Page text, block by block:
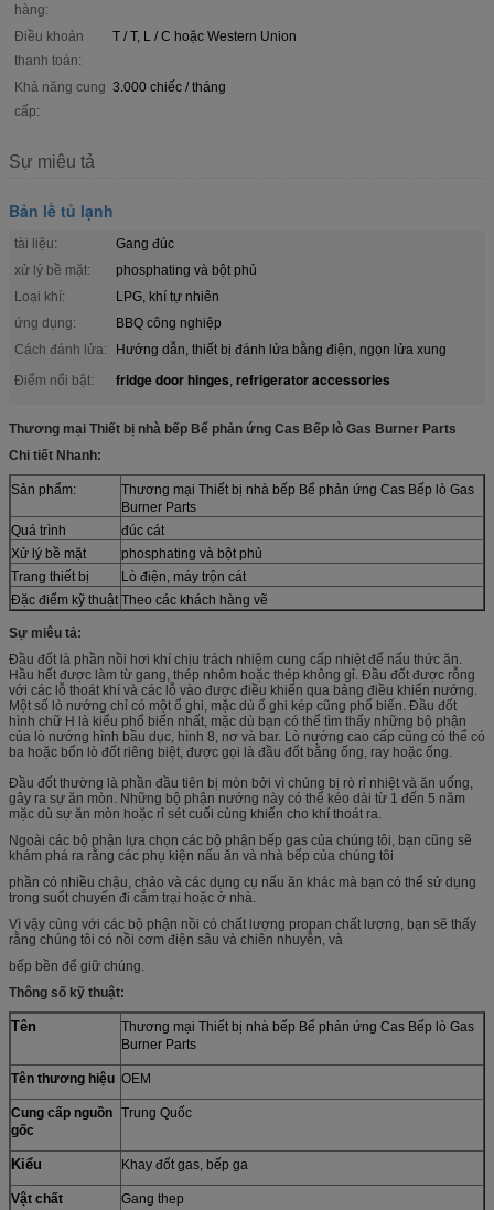
hàng:
Điều khoản
thanh toán:
T / T, L / C hoặc Western Union
Khả năng cung
cấp:
3.000 chiếc / tháng
Sự miêu tả
Bản lề tủ lạnh
tài liệu:
Gang đúc
xử lý bề mặt:
phosphating và bột phủ
Loại khí:
LPG, khí tự nhiên
ứng dụng:
BBQ công nghiệp
Cách đánh lửa:
Hướng dẫn, thiết bị đánh lửa bằng điện, ngọn lửa xung
Điểm nổi bật:
fridge door hinges, refrigerator accessories
Thương mại Thiết bị nhà bếp Bể phản ứng Cas Bếp lò Gas Burner Parts
Chi tiết Nhanh:
Sản phẩm:
Thương mại Thiết bị nhà bếp Bể phản ứng Cas Bếp lò Gas
Burner Parts
Quá trình
đúc cát
Xử lý bề mặt
phosphating và bột phủ
Trang thiết bị
Lò điện, máy trộn cát
Đặc điểm kỹ thuật Theo các khách hàng vẽ
Sự miêu tả:
Đầu đốt là phần nồi hơi khí chịu trách nhiệm cung cấp nhiệt để nấu thức ăn.
Hầu hết được làm từ gang, thép nhôm hoặc thép không gỉ. Đầu đốt được rỗng
với các lỗ thoát khí và các lỗ vào được điều khiển qua bảng điều khiển nướng.
Một số lò nướng chỉ có một ổ ghi, mặc dù ổ ghi kép cũng phổ biến. Đầu đốt
hình chữ H là kiểu phổ biến nhất, mặc dù bạn có thể tìm thấy những bộ phận
của lò nướng hình bầu dục, hình 8, nơ và bar. Lò nướng cao cấp cũng có thể có
ba hoặc bốn lò đốt riêng biệt, được gọi là đầu đốt bằng ống, ray hoặc ống.
Đầu đốt thường là phần đầu tiên bị mòn bởi vì chúng bị rò rỉ nhiệt và ăn uống,
gây ra sự ăn mòn. Những bộ phận nướng này có thể kéo dài từ 1 đến 5 năm
mặc dù sự ăn mòn hoặc rỉ sét cuối cùng khiến cho khí thoát ra.
Ngoài các bộ phận lựa chọn các bộ phận bếp gas của chúng tôi, bạn cũng sẽ
khám phá ra rằng các phụ kiện nấu ăn và nhà bếp của chúng tôi
phần có nhiều chậu, chảo và các dụng cụ nấu ăn khác mà bạn có thể sử dụng
trong suốt chuyến đi cắm trại hoặc ở nhà.
Vì vậy cùng với các bộ phận nồi có chất lượng propan chất lượng, bạn sẽ thấy
rằng chúng tôi có nồi cơm điện sâu và chiên nhuyễn, và
bếp bền để giữ chúng.
Thông số kỹ thuật:
Tên
Thương mại Thiết bị nhà bếp Bể phản ứng Cas Bếp lò Gas
Burner Parts
Tên thương hiệu OEM
Cung cấp nguồn
gốc
Trung Quốc
Kiểu Khay đốt gas, bếp ga
Vật chất Gang thep